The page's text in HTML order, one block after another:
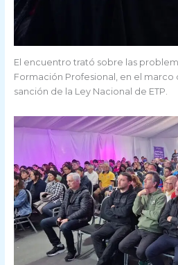
El encuentro trató sobre las
Formación Profesional, en el marco
sanción de la Ley Nacional de ETP.